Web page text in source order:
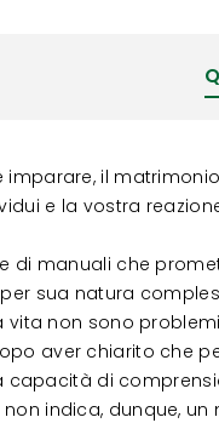
imparare, il
e la vostra
di manuali che
sua natura
vita non sono
aver chiarito che
capacità di
indica, dunque,